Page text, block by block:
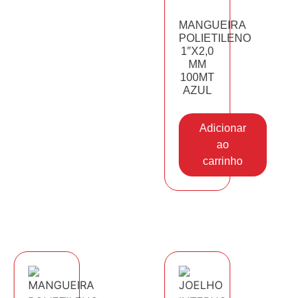
MANGUEIRA
POLIETILENO
1″X2,0
MM
100MT
AZUL
Adicionar
ao
carrinho